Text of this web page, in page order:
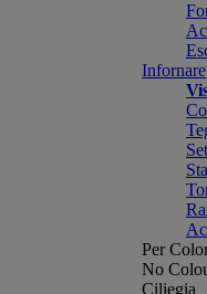
Infornare
Per
No
Ciliegia